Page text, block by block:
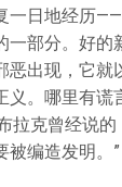
一日地经历
一部分。好的
恶出现，它就
义。哪里有谎
拉克曾经说的
被编造发明。”